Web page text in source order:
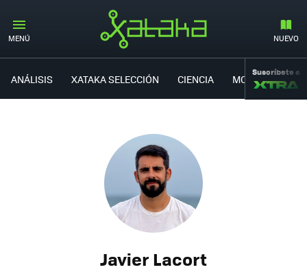
MENÚ NUEVO
ANÁLISIS XATAKA SELECCIÓN CIENCIA MOVILIDAD
Suscríbete a
Javier Lacort